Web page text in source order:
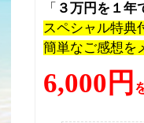
「 ３万円を１年
スペシャル特典
簡単なご感想を
6,000円